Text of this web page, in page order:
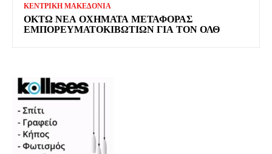
ΚΕΝΤΡΙΚΗ ΜΑΚΕΔΟΝΙΑ
ΟΚΤΏ ΝΈΑ ΟΧΉΜΑΤΑ ΜΕΤΑΦΟΡΆΣ
ΕΜΠΟΡΕΥΜΑΤΟΚΙΒΩΤΊΩΝ ΓΙΑ ΤΟΝ ΟΛΘ